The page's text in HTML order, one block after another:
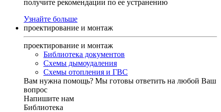
получите рекомендации по ее устранению
Узнайте больше
проектирование и монтаж
проектирование и монтаж
Библиотека документов
Схемы дымоудаления
Схемы отопления и ГВС
Вам нужна помощь? Мы готовы ответить на любой Ваш
вопрос
Напишите нам
Библиотека